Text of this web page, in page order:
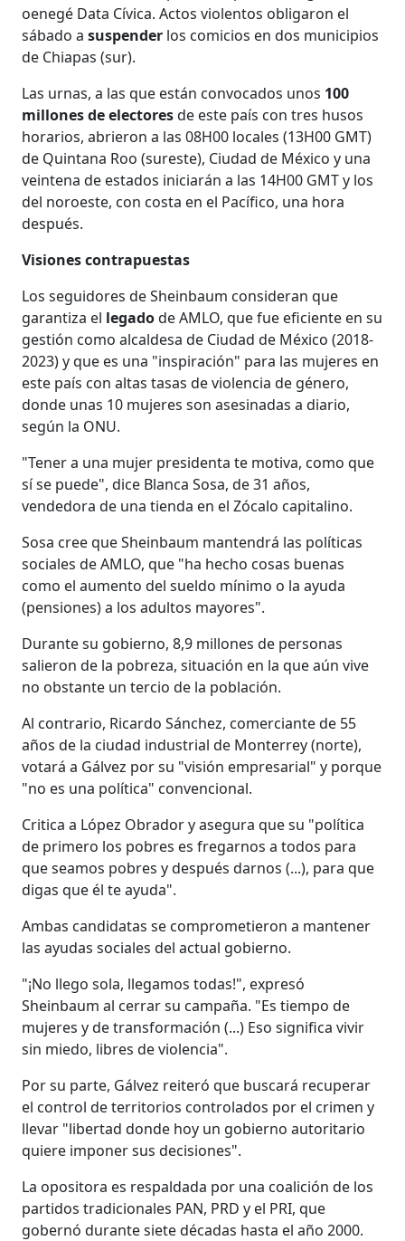
oenegé Data Cívica. Actos violentos obligaron el
sábado asuspender los comicios en dos municipios
de Chiapas (sur).
Las urnas, a las que están convocados unos 100
millones de electoresde este país con tres husos
horarios, abrieron a las 08H00 locales (13H00 GMT)
de Quintana Roo (sureste), Ciudad de México y una
veintena de estados iniciarán a las 14H00 GMT y los
del noroeste, con costa en el Pacífico, una hora
después.
Visiones contrapuestas
Los seguidores de Sheinbaum consideran que
garantiza el legadode AMLO, que fue eficiente en su
gestión como alcaldesa de Ciudad de México (2018-
2023) y que es una "inspiración" para las mujeres en
este país con altas tasas de violencia de género,
donde unas 10 mujeres son asesinadas a diario,
según la ONU.
"Tener a una mujer presidenta te motiva, como que
sí se puede", dice Blanca Sosa, de 31 años,
vendedora de una tienda en el Zócalo capitalino.
Sosa cree que Sheinbaum mantendrá las políticas
sociales de AMLO, que "ha hecho cosas buenas
como el aumento del sueldo mínimo o la ayuda
(pensiones) a los adultos mayores".
Durante su gobierno, 8,9 millones de personas
salieron de la pobreza, situación en la que aún vive
no obstante un tercio de la población.
Al contrario, Ricardo Sánchez, comerciante de 55
años de la ciudad industrial de Monterrey (norte),
votará a Gálvez por su "visión empresarial" y porque
"no es una política" convencional.
Critica a López Obrador y asegura que su "política
de primero los pobres es fregarnos a todos para
que seamos pobres y después darnos (...), para que
digas que él te ayuda".
Ambas candidatas se comprometieron a mantener
las ayudas sociales del actual gobierno.
"¡No llego sola, llegamos todas!", expresó
Sheinbaum al cerrar su campaña. "Es tiempo de
mujeres y de transformación (...) Eso significa vivir
sin miedo, libres de violencia".
Por su parte, Gálvez reiteró que buscará recuperar
el control de territorios controlados por el crimen y
llevar "libertad donde hoy un gobierno autoritario
quiere imponer sus decisiones".
La opositora es respaldada por una coalición de los
partidos tradicionales PAN, PRD y el PRI, que
gobernó durante siete décadas hasta el año 2000.